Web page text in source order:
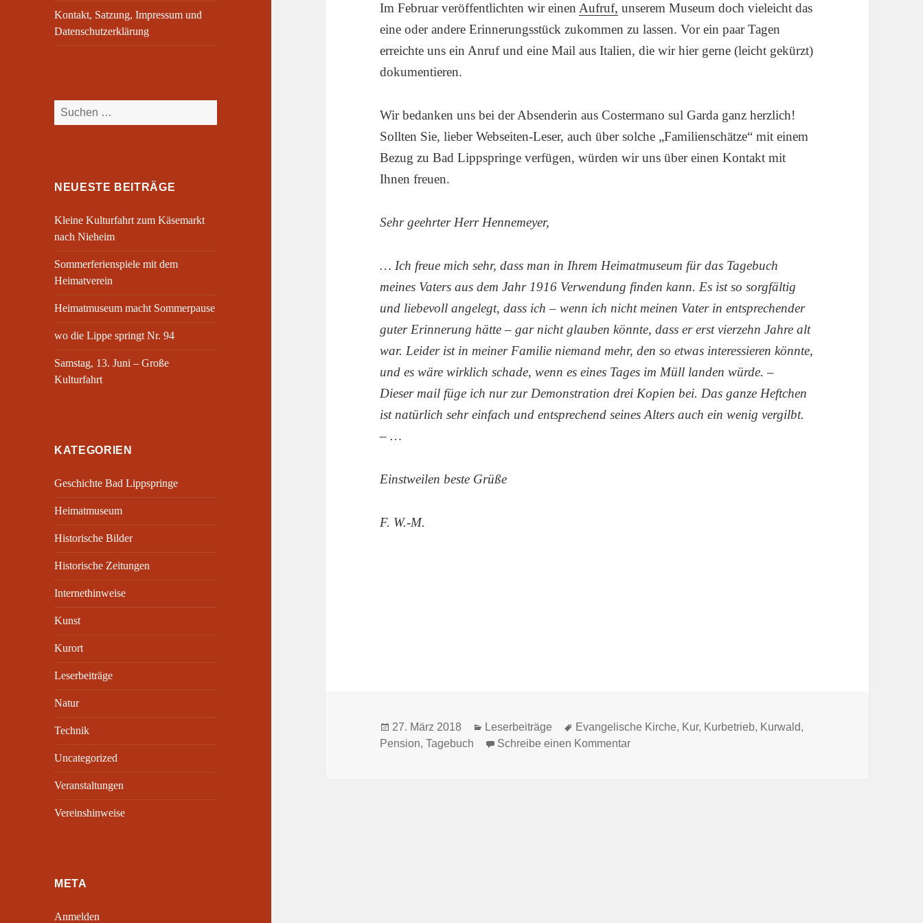
Kontakt, Satzung, Impressum und
Datenschutzerklärung
Suchen
nach:
NEUESTE BEITRÄGE
Kleine Kulturfahrt zum Käsemarkt
nach Nieheim
Sommerferienspiele mit dem
Heimatverein
Heimatmuseum macht Sommerpause
wo die Lippe springt Nr. 94
Samstag, 13. Juni – Große
Kulturfahrt
KATEGORIEN
Geschichte Bad Lippspringe
Heimatmuseum
Historische Bilder
Historische Zeitungen
Internethinweise
Kunst
Kurort
Leserbeiträge
Natur
Technik
Uncategorized
Veranstaltungen
Vereinshinweise
META
Anmelden
Im Februar veröffentlichten wir einen Aufruf, unserem Museum doch vieleicht das
eine oder andere Erinnerungsstück zukommen zu lassen. Vor ein paar Tagen
erreichte uns ein Anruf und eine Mail aus Italien, die wir hier gerne (leicht gekürzt)
dokumentieren.
Wir bedanken uns bei der Absenderin aus Costermano sul Garda ganz herzlich!
Sollten Sie, lieber Webseiten-Leser, auch über solche „Familienschätze“ mit einem
Bezug zu Bad Lippspringe verfügen, würden wir uns über einen Kontakt mit
Ihnen freuen.
Sehr geehrter Herr Hennemeyer,
… Ich freue mich sehr, dass man in Ihrem Heimatmuseum für das Tagebuch
meines Vaters aus dem Jahr 1916 Verwendung finden kann. Es ist so sorgfältig
und liebevoll angelegt, dass ich – wenn ich nicht meinen Vater in entsprechender
guter Erinnerung hätte – gar nicht glauben könnte, dass er erst vierzehn Jahre alt
war. Leider ist in meiner Familie niemand mehr, den so etwas interessieren könnte,
und es wäre wirklich schade, wenn es eines Tages im Müll landen würde. –
Dieser mail füge ich nur zur Demonstration drei Kopien bei. Das ganze Heftchen
ist natürlich sehr einfach und entsprechend seines Alters auch ein wenig vergilbt.
– …
Einstweilen beste Grüße
F. W.-M.
Veröffentlicht
am
27. März 2018 Kategorien
Leserbeiträge Schlagwörter
Evangelische Kirche, Kur, Kurbetrieb, Kurwald,
Pension,Tagebuch Schreibe einen Kommentarzu Ein Brief aus Italien ….